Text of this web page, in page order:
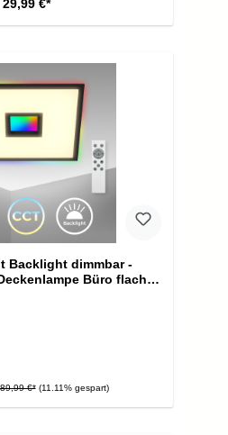
29,99 €*
Backlight dimmbar -
Büro flach
89,99 €* (11.11% gespart)